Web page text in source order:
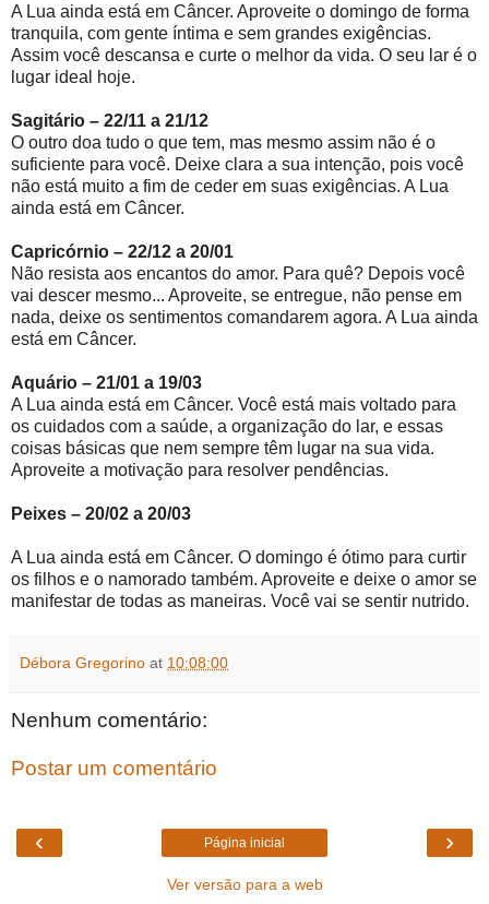
A Lua ainda está em Câncer. Aproveite o domingo de forma
tranquila, com gente íntima e sem grandes exigências.
Assim você descansa e curte o melhor da vida. O seu lar é o
lugar ideal hoje.
Sagitário – 22/11 a 21/12
O outro doa tudo o que tem, mas mesmo assim não é o
suficiente para você. Deixe clara a sua intenção, pois você
não está muito a fim de ceder em suas exigências. A Lua
ainda está em Câncer.
Capricórnio – 22/12 a 20/01
Não resista aos encantos do amor. Para quê? Depois você
vai descer mesmo... Aproveite, se entregue, não pense em
nada, deixe os sentimentos comandarem agora. A Lua ainda
está em Câncer.
Aquário – 21/01 a 19/03
A Lua ainda está em Câncer. Você está mais voltado para
os cuidados com a saúde, a organização do lar, e essas
coisas básicas que nem sempre têm lugar na sua vida.
Aproveite a motivação para resolver pendências.
Peixes – 20/02 a 20/03
A Lua ainda está em Câncer. O domingo é ótimo para curtir
os filhos e o namorado também. Aproveite e deixe o amor se
manifestar de todas as maneiras. Você vai se sentir nutrido.
Débora Gregorino at 10:08:00
Nenhum comentário:
Postar um comentário
‹ ›
Página inicial
Ver versão para a web